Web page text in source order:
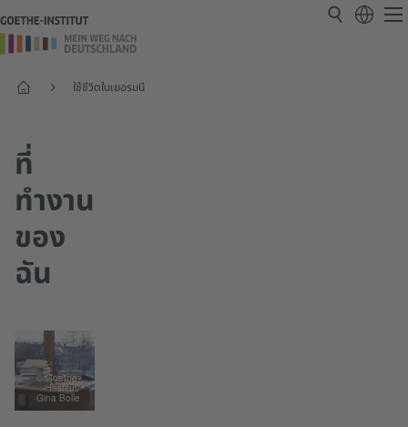
หน้าแรก ใช้ชีวิตในเยอรมนี
ที่
ทำงาน
ของ
ฉัน
© Goethe-
Institut/
Gina Bolle